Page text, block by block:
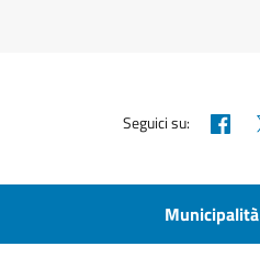
Seguici su:
Municipalità